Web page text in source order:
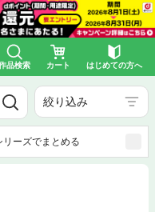
品検索 カート はじめての方へ
絞り込み
リーズでまとめる